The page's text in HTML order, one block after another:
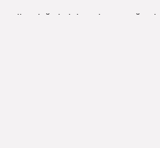
miloval, čo je jeho, ale preto, že